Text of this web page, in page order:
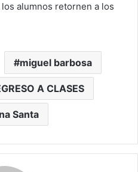
alumnos retornen a los
miguel barbosa
A CLASES
Santa